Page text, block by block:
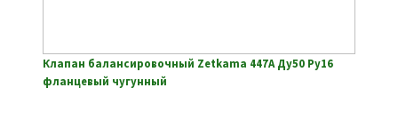
Клапан балансировочный Zetkama 447A Ду50 Ру16
фланцевый чугунный